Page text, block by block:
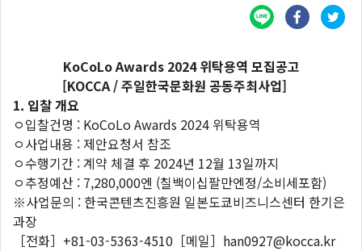
KoCoLo Awards 2024 위탁용역 모집공고
[KOCCA / 주일한국문화원 공동주최사업]
1. 입찰 개요
ㅇ입찰건명 : KoCoLo Awards 2024 위탁용역
ㅇ사업내용 : 제안요청서 참조
ㅇ수행기간 : 계약 체결 후 2024년 12월 13일까지
ㅇ추정예산 : 7,280,000엔 (칠백이십팔만엔정/소비세포함)
※사업문의 : 한국콘텐츠진흥원 일본도쿄비즈니스센터 한기은
과장
［전화］+81-03-5363-4510［메일］han0927@kocca.kr